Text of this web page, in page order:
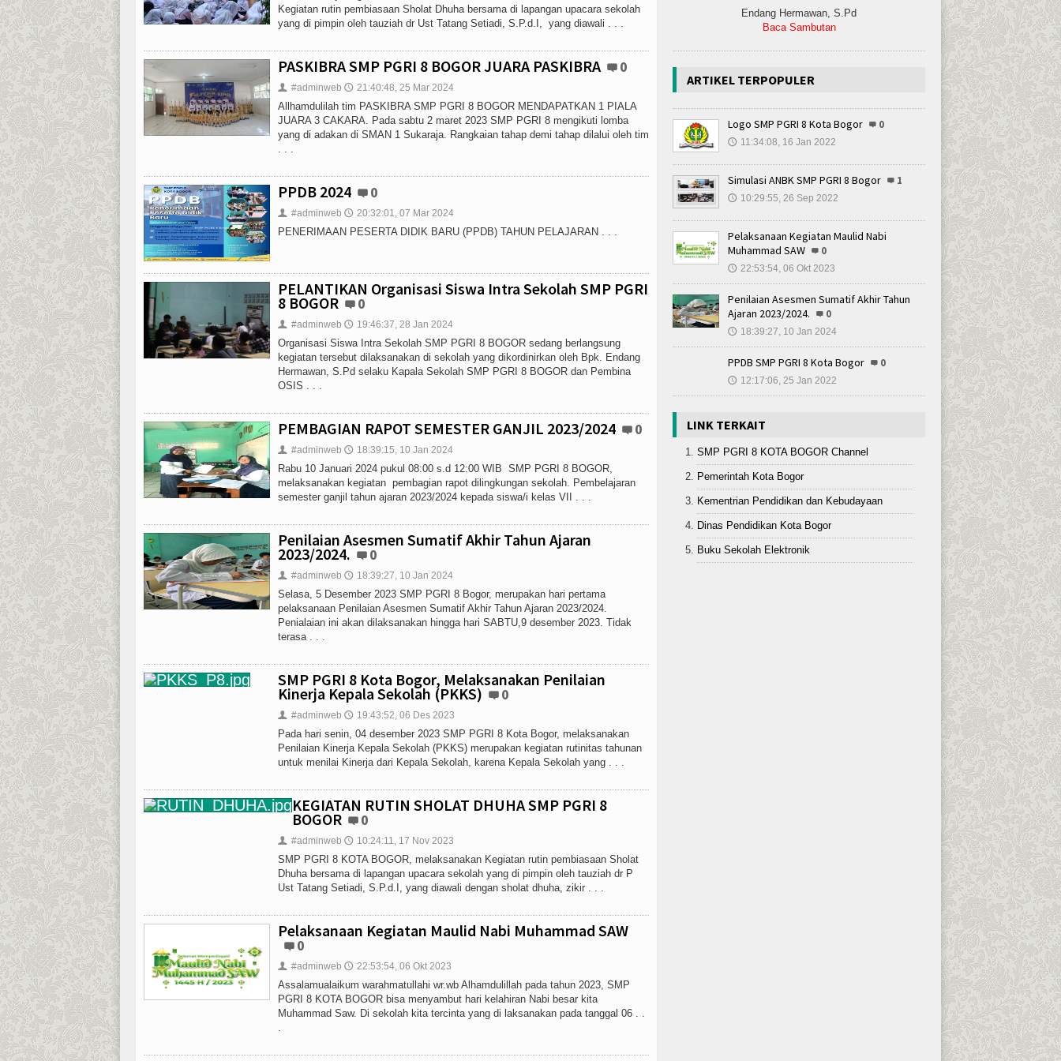
Kegiatan rutin pembiasaan Sholat Dhuha bersama di lapangan upacara sekolah
yang di pimpin oleh tauziah dr Ust Tatang Setiadi, S.P.d.I, yang diawali . . .
PASKIBRA SMP PGRI 8 BOGOR JUARA PASKIBRA 0
👤 #adminweb 🕔 21:40:48, 25 Mar 2024
Allhamdulilah tim PASKIBRA SMP PGRI 8 BOGOR MENDAPATKAN 1 PIALA
JUARA 3 CAKARA. Pada sabtu 2 maret 2023 SMP PGRI 8 mengikuti lomba
yang di adakan di SMAN 1 Sukaraja. Rangkaian tahap demi tahap dilalui oleh tim
PPDB 2024 0
👤 #adminweb 🕔 20:32:01, 07 Mar 2024
PENERIMAAN PESERTA DIDIK BARU (PPDB) TAHUN PELAJARAN . . .
PELANTIKAN Organisasi Siswa Intra Sekolah SMP PGRI
8 BOGOR 0
👤 #adminweb 🕔 19:46:37, 28 Jan 2024
Organisasi Siswa Intra Sekolah SMP PGRI 8 BOGOR sedang berlangsung
kegiatan tersebut dilaksanakan di sekolah yang dikordinirkan oleh Bpk. Endang
Hermawan, S.Pd selaku Kapala Sekolah SMP PGRI 8 BOGOR dan Pembina
OSIS . . .
PEMBAGIAN RAPOT SEMESTER GANJIL 2023/2024 0
👤 #adminweb 🕔 18:39:15, 10 Jan 2024
Rabu 10 Januari 2024 pukul 08:00 s.d 12:00 WIB SMP PGRI 8 BOGOR,
melaksanakan kegiatan pembagian rapot dilingkungan sekolah. Pembelajaran
semester ganjil tahun ajaran 2023/2024 kepada siswa/i kelas VII . . .
Penilaian Asesmen Sumatif Akhir Tahun Ajaran
2023/2024. 0
👤 #adminweb 🕔 18:39:27, 10 Jan 2024
Selasa, 5 Desember 2023 SMP PGRI 8 Bogor, merupakan hari pertama
pelaksanaan Penilaian Asesmen Sumatif Akhir Tahun Ajaran 2023/2024.
Penialaian ini akan dilaksanakan hingga hari SABTU,9 desember 2023. Tidak
terasa . . .
SMP PGRI 8 Kota Bogor, Melaksanakan Penilaian
Kinerja Kepala Sekolah (PKKS) 0
👤 #adminweb 🕔 19:43:52, 06 Des 2023
Pada hari senin, 04 desember 2023 SMP PGRI 8 Kota Bogor, melaksanakan
Penilaian Kinerja Kepala Sekolah (PKKS) merupakan kegiatan rutinitas tahunan
untuk menilai Kinerja dari Kepala Sekolah, karena Kepala Sekolah yang . . .
KEGIATAN RUTIN SHOLAT DHUHA SMP PGRI 8
BOGOR 0
👤 #adminweb 🕔 10:24:11, 17 Nov 2023
SMP PGRI 8 KOTA BOGOR, melaksanakan Kegiatan rutin pembiasaan Sholat
Dhuha bersama di lapangan upacara sekolah yang di pimpin oleh tauziah dr P
Ust Tatang Setiadi, S.P.d.I, yang diawali dengan sholat dhuha, zikir . . .
Pelaksanaan Kegiatan Maulid Nabi Muhammad SAW
0
👤 #adminweb 🕔 22:53:54, 06 Okt 2023
Assalamualaikum warahmatullahi wr.wb Alhamdulillah pada tahun 2023, SMP
PGRI 8 KOTA BOGOR bisa menyambut hari kelahiran Nabi besar kita
Muhammad Saw. Di sekolah kita tercinta yang di laksanakan pada tanggal 06 . .
Endang Hermawan, S.Pd
Baca Sambutan
ARTIKEL TERPOPULER
Logo SMP PGRI 8 Kota Bogor 0
🕔 11:34:08, 16 Jan 2022
Simulasi ANBK SMP PGRI 8 Bogor 1
🕔 10:29:55, 26 Sep 2022
Pelaksanaan Kegiatan Maulid Nabi
Muhammad SAW
0
🕔 22:53:54, 06 Okt 2023
Penilaian Asesmen Sumatif Akhir Tahun
Ajaran 2023/2024.
0
🕔 18:39:27, 10 Jan 2024
PPDB SMP PGRI 8 Kota Bogor 0
🕔 12:17:06, 25 Jan 2022
LINK TERKAIT
SMP PGRI 8 KOTA BOGOR Channel
Pemerintah Kota Bogor
Kementrian Pendidikan dan Kebudayaan
Dinas Pendidikan Kota Bogor
Buku Sekolah Elektronik